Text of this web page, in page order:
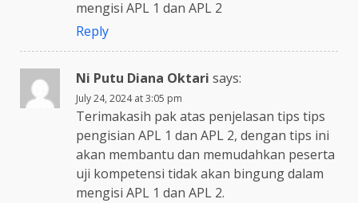
mengisi APL 1 dan APL 2
Reply
Ni Putu Diana Oktari says:
July 24, 2024 at 3:05 pm
Terimakasih pak atas penjelasan tips tips
pengisian APL 1 dan APL 2, dengan tips ini
akan membantu dan memudahkan peserta
uji kompetensi tidak akan bingung dalam
mengisi APL 1 dan APL 2.